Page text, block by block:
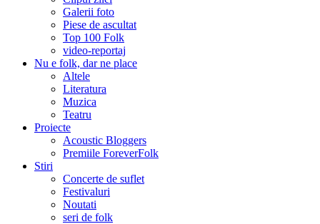
Galerii foto
Piese de ascultat
Top 100 Folk
video-reportaj
Nu e folk, dar ne place
Altele
Literatura
Muzica
Teatru
Proiecte
Acoustic Bloggers
Premiile ForeverFolk
Stiri
Concerte de suflet
Festivaluri
Noutati
seri de folk